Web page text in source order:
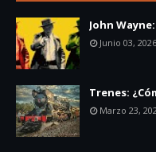
John
Junio 03, 2026
Trenes:
Marzo 23,